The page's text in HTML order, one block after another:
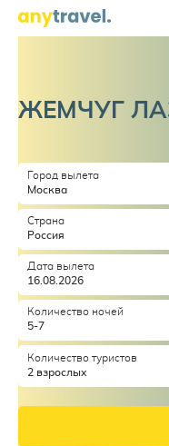
ЖЕМЧУГ
Город вылета
Москва
Страна
Россия
Дата вылета
16.08.2026
Количество ночей
5-7
Количество туристов
2 взрослых